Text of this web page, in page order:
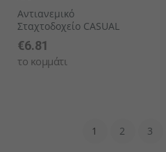
Αντιανεμικό
Σταχτοδοχείο CASUAL
€6.81
το κομμάτι
1 2 3